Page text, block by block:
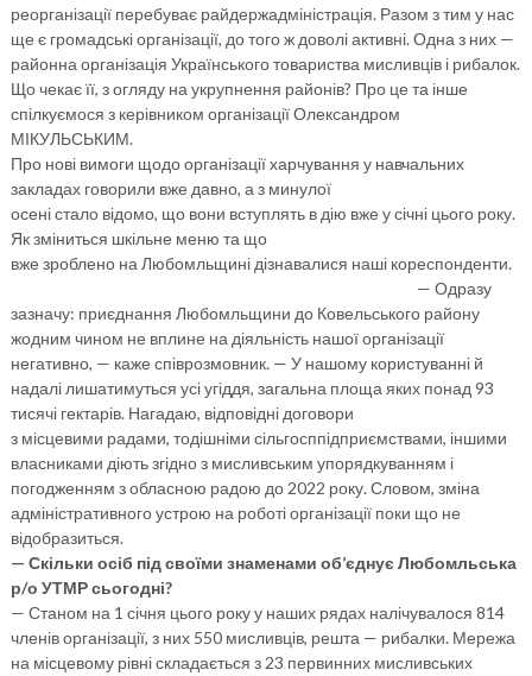
реорганізації перебуває райдержадміністрація. Разом з тим у нас
ще є громадські організації, до того ж доволі активні. Одна з них —
районна організація Українського товариства мисливців і рибалок.
Що чекає її, з огляду на укрупнення районів? Про це та інше
спілкуємося з керівником організації Олександром
МІКУЛЬСЬКИМ.
Про нові вимоги щодо організації харчування у навчальних
закладах говорили вже давно, а з минулої
осені стало відомо, що вони вступлять в дію вже у січні цього року.
Як зміниться шкільне меню та що
вже зроблено на Любомльщині дізнавалися наші кореспонденти.
— Одразу
зазначу: приєднання Любомльщини до Ковельського району
жодним чином не вплине на діяльність нашої організації
негативно, — каже співрозмовник. — У нашому користуванні й
надалі лишатимуться усі угіддя, загальна площа яких понад 93
тисячі гектарів. Нагадаю, відповідні договори
з місцевими радами, тодішніми сільгосппідприємствами, іншими
власниками діють згідно з мисливським упорядкуванням і
погодженням з обласною радою до 2022 року. Словом, зміна
адміністративного устрою на роботі організації поки що не
відобразиться.
— Скільки осіб під своїми знаменами об’єднує Любомльська
р/о УТМР сьогодні?
— Станом на 1 січня цього року у наших рядах налічувалося 814
членів організації, з них 550 мисливців, решта — рибалки. Мережа
на місцевому рівні складається з 23 первинних мисливських